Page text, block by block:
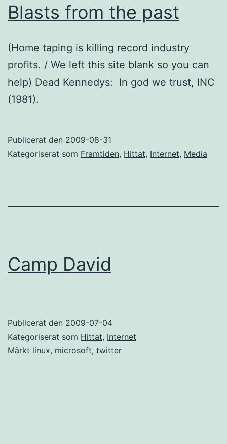
Blasts from the past
(Home taping is killing record industry
profits. / We left this site blank so you can
help) Dead Kennedys: In god we trust, INC
(1981).
Publicerat den 2009-08-31
Kategoriserat som Framtiden, Hittat, Internet, Media
Camp David
Publicerat den 2009-07-04
Kategoriserat som Hittat, Internet
Märkt linux, microsoft, twitter